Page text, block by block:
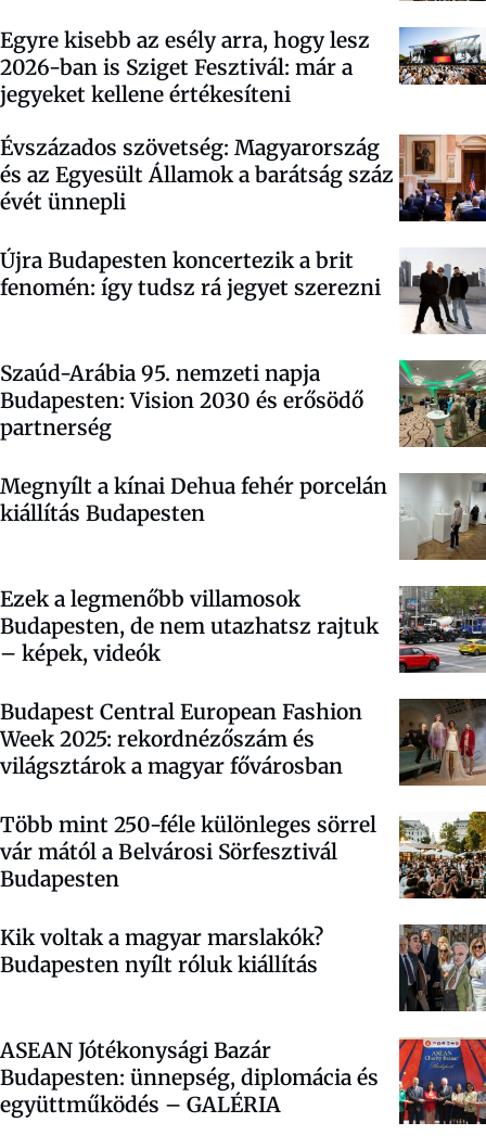
Egyre kisebb az esély arra, hogy lesz
2026-ban is Sziget Fesztivál: már a
jegyeket kellene értékesíteni
Évszázados szövetség: Magyarország
és az Egyesült Államok a barátság száz
évét ünnepli
Újra Budapesten koncertezik a brit
fenomén: így tudsz rá jegyet szerezni
Szaúd-Arábia 95. nemzeti napja
Budapesten: Vision 2030 és erősödő
partnerség
Megnyílt a kínai Dehua fehér porcelán
kiállítás Budapesten
Ezek a legmenőbb villamosok
Budapesten, de nem utazhatsz rajtuk
– képek, videók
Budapest Central European Fashion
Week 2025: rekordnézőszám és
világsztárok a magyar fővárosban
Több mint 250-féle különleges sörrel
vár mától a Belvárosi Sörfesztivál
Budapesten
Kik voltak a magyar marslakók?
Budapesten nyílt róluk kiállítás
ASEAN Jótékonysági Bazár
Budapesten: ünnepség, diplomácia és
együttműködés – GALÉRIA